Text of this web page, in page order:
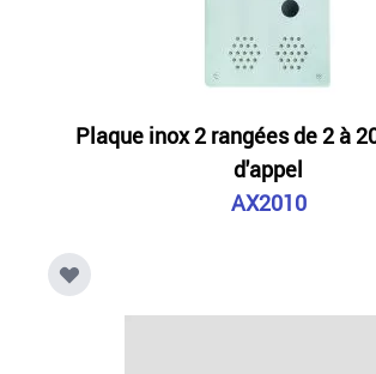
Plaque inox 2 rangées de 2 à
d'appel
AX2010